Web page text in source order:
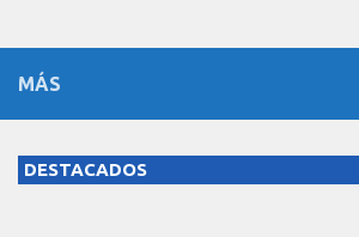
MÁS
DESTACADOS